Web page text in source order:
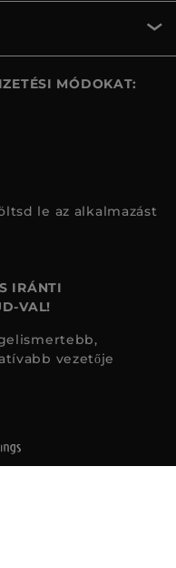
MÓDOKAT:
le az alkalmazást
IRÁNTI
VAL!
vezetője